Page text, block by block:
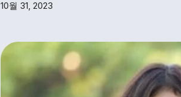
10월 31, 2023